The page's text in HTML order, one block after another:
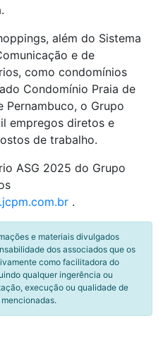
além do Sistema
e de
como condomínios
Condomínio Praia de
Pernambuco, o Grupo
empregos diretos e
de trabalho.
ASG 2025 do Grupo
.
e materiais divulgados
dos associados que os
como facilitadora do
qualquer ingerência ou
execução ou qualidade de